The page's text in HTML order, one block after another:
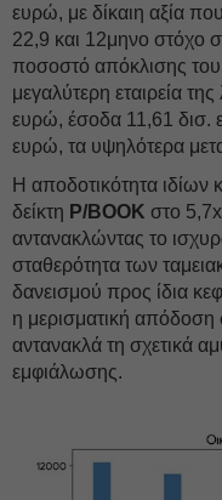
ευρώ, με δίκαιη αξία
22,9 και 12μηνο στόχο
ποσοστό απόκλισης του
μεγαλύτερη εταιρεία
ευρώ, έσοδα 11,61 δισ.
ευρώ, τα υψηλότερα
Η αποδοτικότητα ιδίων
δείκτη P/BOOK στο
αντανακλώντας το
σταθερότητα των
δανεισμού προς ίδια
η μερισματική
αντανακλά τη σχετικά
εμφιάλωσης.